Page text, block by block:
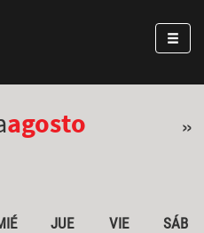
agosto »
JUE VIE
SÁB